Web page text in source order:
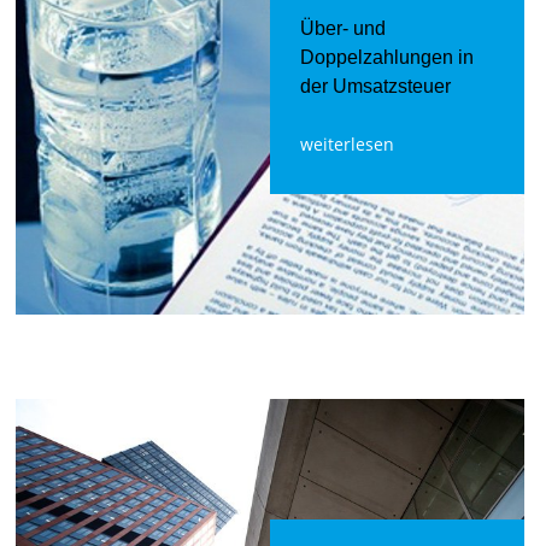
Über- und
Doppelzahlungen in
der Umsatzsteuer
weiterlesen